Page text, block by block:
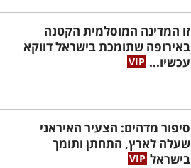
זו המדינה המוסלמית הקטנה
באירופה שתומכת בישראל דווקא
עכשיו...
סיפור מדהים: הצעיר האיראני
שעלה לארץ, התחתן ותומך
בישראל